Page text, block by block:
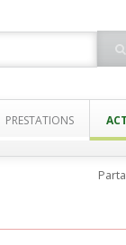
PRESTATIONS